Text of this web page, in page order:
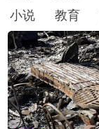
小说
教育